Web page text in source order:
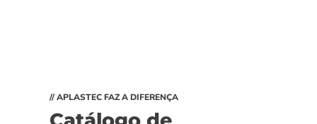
// APLASTEC FAZ A DIFERENÇA